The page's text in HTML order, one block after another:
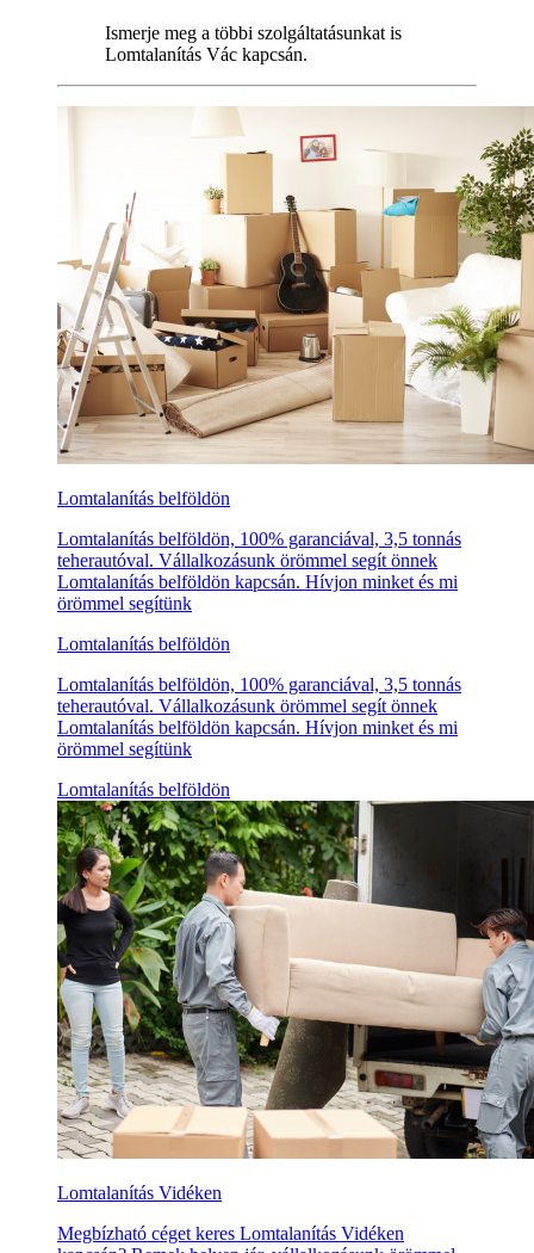
Ismerje meg a többi szolgáltatásunkat is
Lomtalanítás Vác kapcsán.
Lomtalanítás belföldön
Lomtalanítás belföldön, 100% garanciával, 3,5 tonnás
teherautóval. Vállalkozásunk örömmel segít önnek
Lomtalanítás belföldön kapcsán. Hívjon minket és mi
örömmel segítünk
Lomtalanítás belföldön
Lomtalanítás belföldön, 100% garanciával, 3,5 tonnás
teherautóval. Vállalkozásunk örömmel segít önnek
Lomtalanítás belföldön kapcsán. Hívjon minket és mi
örömmel segítünk
Lomtalanítás belföldön
Lomtalanítás Vidéken
Megbízható céget keres Lomtalanítás Vidéken